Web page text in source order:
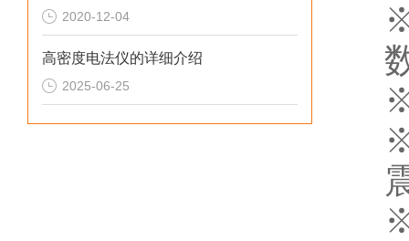
2020-12-04
高密度电法仪的详细介绍
2025-06-25